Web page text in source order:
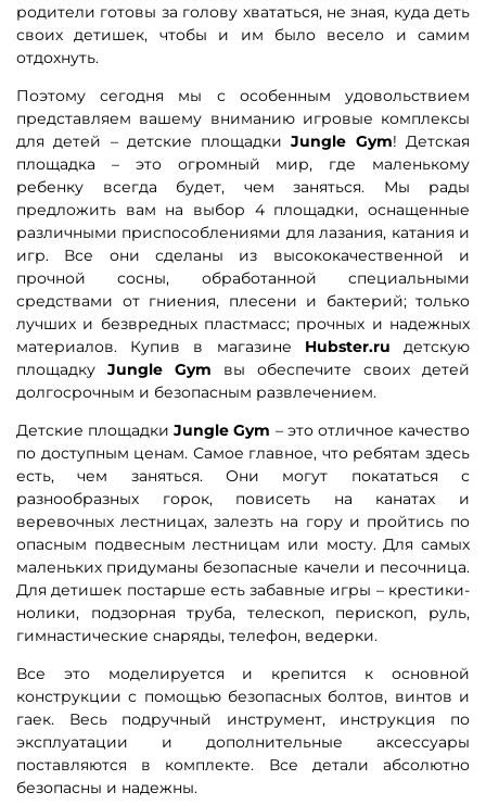
родители готовы за голову хвататься, не зная, куда деть
своих детишек, чтобы и им было весело и самим
отдохнуть.
Поэтому сегодня мы с особенным удовольствием
представляем вашему вниманию игровые комплексы
для детей – детские площадкиJungle Gym! Детская
площадка – это огромный мир, где маленькому
ребенку всегда будет, чем заняться. Мы рады
предложить вам на выбор 4 площадки, оснащенные
различными приспособлениями для лазания, катания и
игр. Все они сделаны из высококачественной и
прочной сосны, обработанной специальными
средствами от гниения, плесени и бактерий; только
лучших и безвредных пластмасс; прочных и надежных
материалов. Купив в магазине Hubster.ru детскую
площадку Jungle Gym вы обеспечите своих детей
долгосрочным и безопасным развлечением.
Детские площадкиJungle Gym – это отличное качество
по доступным ценам. Самое главное, что ребятам здесь
есть, чем заняться. Они могут покататься с
разнообразных горок, повисеть на канатах и
веревочных лестницах, залезть на гору и пройтись по
опасным подвесным лестницам или мосту. Для самых
маленьких придуманы безопасные качели и песочница.
Для детишек постарше есть забавные игры – крестики-
нолики, подзорная труба, телескоп, перископ, руль,
гимнастические снаряды, телефон, ведерки.
Все это моделируется и крепится к основной
конструкции с помощью безопасных болтов, винтов и
гаек. Весь подручный инструмент, инструкция по
эксплуатации и дополнительные аксессуары
поставляются в комплекте. Все детали абсолютно
безопасны и надежны.